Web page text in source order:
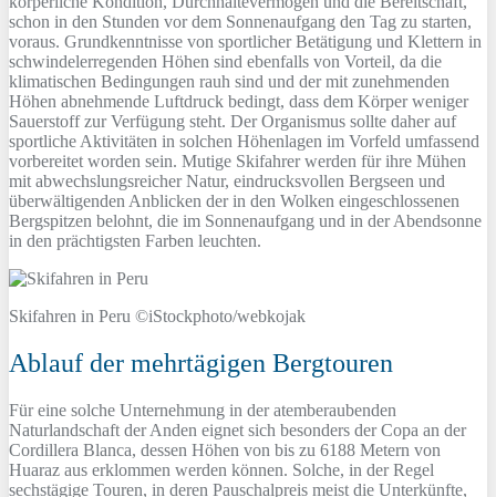
schon in den Stunden vor dem Sonnenaufgang den Tag zu starten,
voraus. Grundkenntnisse von sportlicher Betätigung und Klettern in
schwindelerregenden Höhen sind ebenfalls von Vorteil, da die
klimatischen Bedingungen rauh sind und der mit zunehmenden
Höhen abnehmende Luftdruck bedingt, dass dem Körper weniger
Sauerstoff zur Verfügung steht. Der Organismus sollte daher auf
sportliche Aktivitäten in solchen Höhenlagen im Vorfeld umfassend
vorbereitet worden sein. Mutige Skifahrer werden für ihre Mühen
mit abwechslungsreicher Natur, eindrucksvollen Bergseen und
überwältigenden Anblicken der in den Wolken eingeschlossenen
Bergspitzen belohnt, die im Sonnenaufgang und in der Abendsonne
in den prächtigsten Farben leuchten.
Skifahren in Peru ©iStockphoto/webkojak
Ablauf der mehrtägigen Bergtouren
Für eine solche Unternehmung in der atemberaubenden
Naturlandschaft der Anden eignet sich besonders der Copa an der
Cordillera Blanca, dessen Höhen von bis zu 6188 Metern von
Huaraz aus erklommen werden können. Solche, in der Regel
sechstägige Touren, in deren Pauschalpreis meist die Unterkünfte,